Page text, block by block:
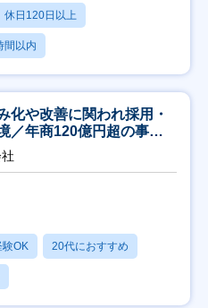
休日120日以上
間以内
化や改善に関われ採用・
／年商120億円超の事業
OK 20代におすすめ